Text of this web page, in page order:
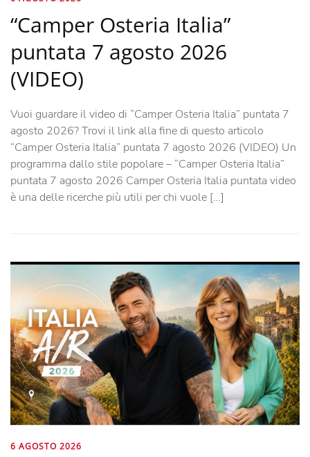
“Camper Osteria Italia”
puntata 7 agosto 2026
(VIDEO)
Vuoi guardare il video di “Camper Osteria Italia” puntata 7
agosto 2026? Trovi il link alla fine di questo articolo
“Camper Osteria Italia” puntata 7 agosto 2026 (VIDEO) Un
programma dallo stile popolare – “Camper Osteria Italia”
puntata 7 agosto 2026 Camper Osteria Italia puntata video
è una delle ricerche più utili per chi vuole […]
6 AGOSTO 2026